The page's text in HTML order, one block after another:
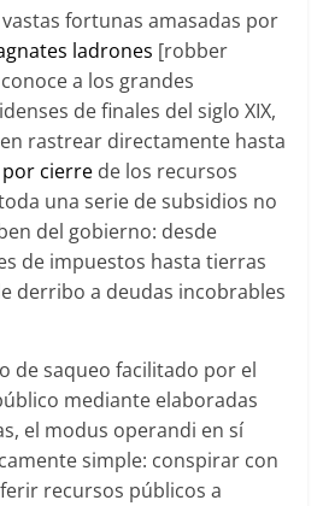
fortunas amasadas por
ladrones [robber
a los grandes
de finales del siglo XIX,
rastrear directamente hasta
cierre de los recursos
una serie de subsidios no
del gobierno: desde
de impuestos hasta tierras
derribo a deudas incobrables
de saqueo facilitado por el
mediante elaboradas
el modus operandi en sí
simple: conspirar con
recursos públicos a